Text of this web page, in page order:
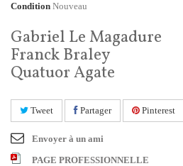
Condition Nouveau
Gabriel Le Magadure
Franck Braley
Quatuor Agate
Tweet Partager Pinterest
Envoyer à un ami
PAGE PROFESSIONNELLE